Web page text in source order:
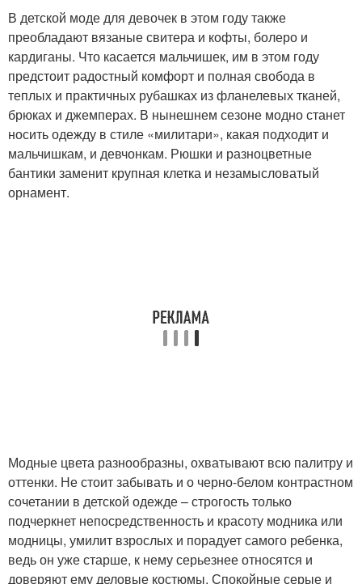
В детской моде для девочек в этом году также
преобладают вязаные свитера и кофты, болеро и
кардиганы. Что касается мальчишек, им в этом году
предстоит радостный комфорт и полная свобода в
теплых и практичных рубашках из фланелевых тканей,
брюках и джемперах. В нынешнем сезоне модно станет
носить одежду в стиле «милитари», какая подходит и
мальчишкам, и девчонкам. Рюшки и разноцветные
бантики заменит крупная клетка и незамысловатый
орнамент.
Модные цвета разнообразны, охватывают всю палитру и
оттенки. Не стоит забывать и о черно-белом контрастном
сочетании в детской одежде – строгость только
подчеркнет непосредственность и красоту модника или
модницы, умилит взрослых и порадует самого ребенка,
ведь он уже старше, к нему серьезнее относятся и
доверяют ему деловые костюмы. Спокойные серые и